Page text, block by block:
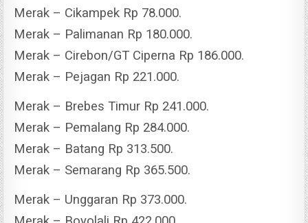
Merak – Cikampek Rp 78.000.
Merak – Palimanan Rp 180.000.
Merak – Cirebon/GT Ciperna Rp 186.000.
Merak – Pejagan Rp 221.000.
Merak – Brebes Timur Rp 241.000.
Merak – Pemalang Rp 284.000.
Merak – Batang Rp 313.500.
Merak – Semarang Rp 365.500.
Merak – Unggaran Rp 373.000.